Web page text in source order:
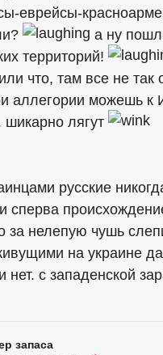
еврейсы-
а ну
территорий!
или что, там все не так
аллегории можешь к
шикарно лягут
русские
сперва
за нелепую чушь
на украине
нет. с западенской
запаса